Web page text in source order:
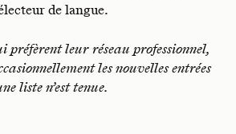
de langue.
préfèrent leur réseau professionnel,
les nouvelles entrées
liste n’est tenue.